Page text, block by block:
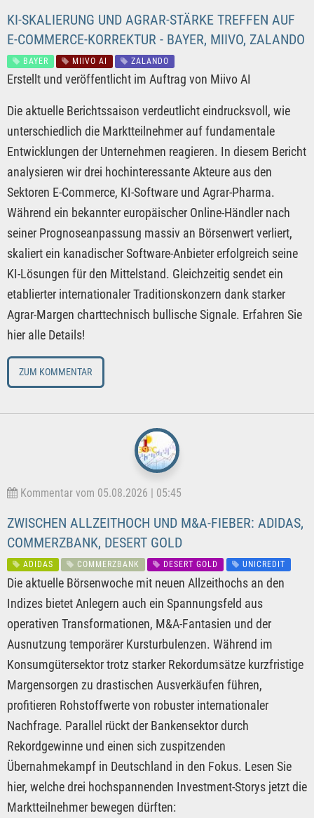
KI-SKALIERUNG UND AGRAR-STÄRKE TREFFEN AUF
E-COMMERCE-KORREKTUR - BAYER, MIIVO, ZALANDO
BAYER MIIVO AI ZALANDO
Erstellt und veröffentlicht im Auftrag von Miivo AI
Die aktuelle Berichtssaison verdeutlicht eindrucksvoll, wie
unterschiedlich die Marktteilnehmer auf fundamentale
Entwicklungen der Unternehmen reagieren. In diesem Bericht
analysieren wir drei hochinteressante Akteure aus den
Sektoren E-Commerce, KI-Software und Agrar-Pharma.
Während ein bekannter europäischer Online-Händler nach
seiner Prognoseanpassung massiv an Börsenwert verliert,
skaliert ein kanadischer Software-Anbieter erfolgreich seine
KI-Lösungen für den Mittelstand. Gleichzeitig sendet ein
etablierter internationaler Traditionskonzern dank starker
Agrar-Margen charttechnisch bullische Signale. Erfahren Sie
hier alle Details!
ZUM KOMMENTAR
Kommentar vom 05.08.2026 | 05:45
ZWISCHEN ALLZEITHOCH UND M&A-FIEBER: ADIDAS,
COMMERZBANK, DESERT GOLD
ADIDAS COMMERZBANK DESERT GOLD UNICREDIT
Die aktuelle Börsenwoche mit neuen Allzeithochs an den
Indizes bietet Anlegern auch ein Spannungsfeld aus
operativen Transformationen, M&A-Fantasien und der
Ausnutzung temporärer Kursturbulenzen. Während im
Konsumgütersektor trotz starker Rekordumsätze kurzfristige
Margensorgen zu drastischen Ausverkäufen führen,
profitieren Rohstoffwerte von robuster internationaler
Nachfrage. Parallel rückt der Bankensektor durch
Rekordgewinne und einen sich zuspitzenden
Übernahmekampf in Deutschland in den Fokus. Lesen Sie
hier, welche drei hochspannenden Investment-Storys jetzt die
Marktteilnehmer bewegen dürften: